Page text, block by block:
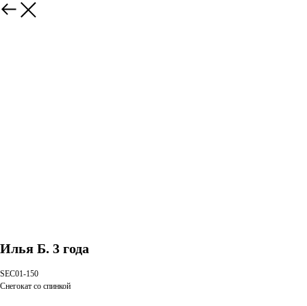
Илья Б. 3 года
SEC01-150
Снегокат со спинкой